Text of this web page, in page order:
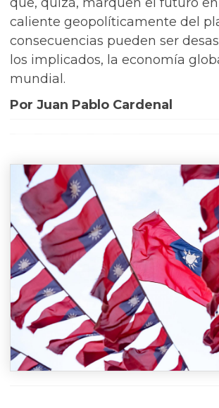
caliente geopolíticamente del
consecuencias pueden ser
los implicados, la economía
mundial.
Por Juan Pablo Cardenal